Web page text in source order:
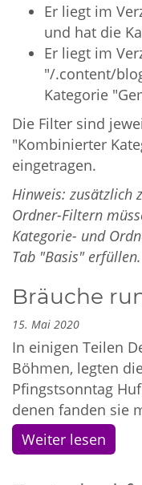
Er liegt im
und hat die
Er liegt im
"/.content/
Kategorie
Die Filter sind
"Kombinierter
eingetragen.
Hinweis: zusätzlich
Ordner-Filtern
Kategorie- und
Tab "Basis" erfüllen.
Bräuche
15. Mai 2020
In einigen Teilen
Böhmen, legten
Pfingstsonntag
denen fanden sie
Weiter lesen